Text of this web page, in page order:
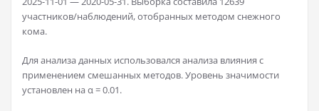
участников/наблюдений, отобранных методом снежного
кома.
Для анализа данных использовался анализа влияния с
применением смешанных методов. Уровень значимости
установлен на α = 0.01.